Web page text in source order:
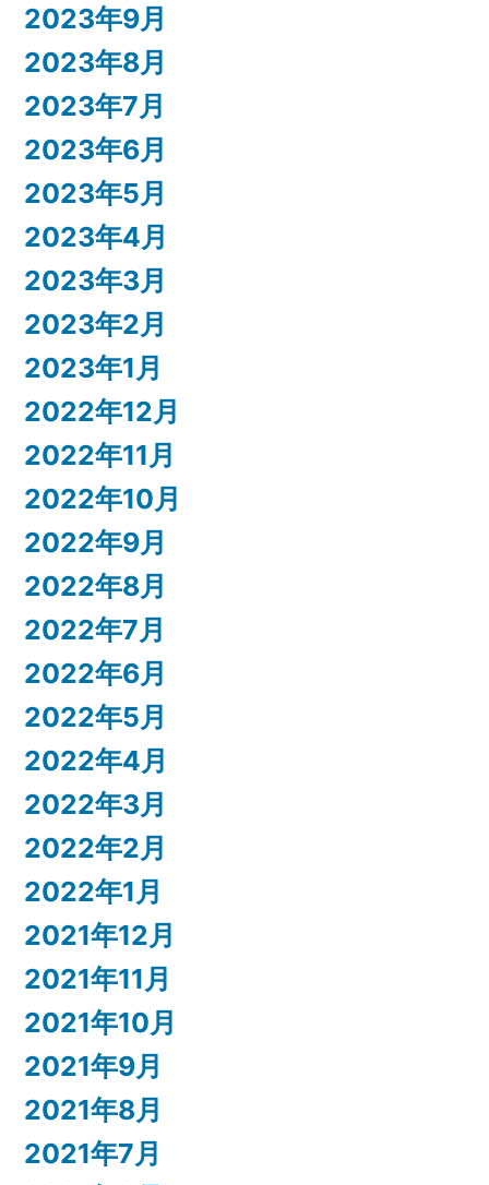
2023年9月
2023年8月
2023年7月
2023年6月
2023年5月
2023年4月
2023年3月
2023年2月
2023年1月
2022年12月
2022年11月
2022年10月
2022年9月
2022年8月
2022年7月
2022年6月
2022年5月
2022年4月
2022年3月
2022年2月
2022年1月
2021年12月
2021年11月
2021年10月
2021年9月
2021年8月
2021年7月